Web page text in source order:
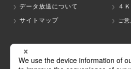
データ放送について
４
サイトマップ
ご
グループ会社
テレビ朝日 テ